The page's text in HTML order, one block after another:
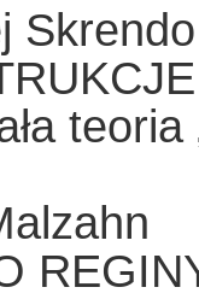
Skrendo